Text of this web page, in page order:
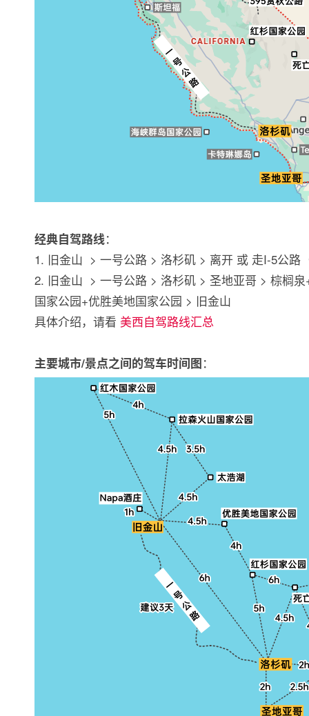
经典自驾路线：
1. 旧金山 > 一号公路 > 洛杉矶 > 离开 或 走I-5公路
2. 旧金山 > 一号公路 > 洛杉矶 > 圣地亚哥 > 棕榈
国家公园+优胜美地国家公园 > 旧金山
具体介绍，请看 美西自驾路线汇总
主要城市/景点之间的驾车时间图：